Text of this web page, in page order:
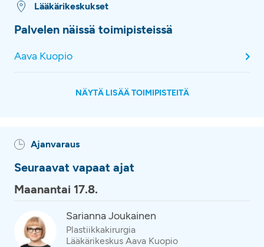
Lääkärikeskukset
Palvelen näissä toimipisteissä
Aava Kuopio
NÄYTÄ LISÄÄ TOIMIPISTEITÄ
Ajanvaraus
Seuraavat vapaat ajat
Maanantai 17.8.
Sarianna Joukainen
Plastiikkakirurgia
Lääkärikeskus Aava Kuopio